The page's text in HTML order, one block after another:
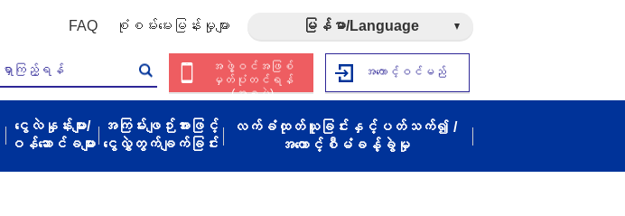
FAQ စုံစမ်းမေးမြန်းမှုများ မြန်မာ/Language
အဖွဲ့ဝင်အဖြစ်
မှတ်ပုံတင်ရန်
(အခမဲ့)
အကောင့်ဝင်မည်
ငွေလဲနှုန်းများ/
ဝန်ဆောင်ခများ
အကြမ်းဖျဉ်းအားဖြင့်
ငွေလွှဲတွက်ချက်ခြင်း
လက်ခံထုတ်ယူခြင်းနှင့်ပတ်သက်၍ /
အကောင့်စီမံခန့်ခွဲမှု